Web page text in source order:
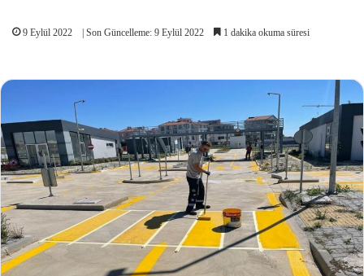
9 Eylül 2022 | Son Güncelleme: 9 Eylül 2022 1 dakika okuma süresi